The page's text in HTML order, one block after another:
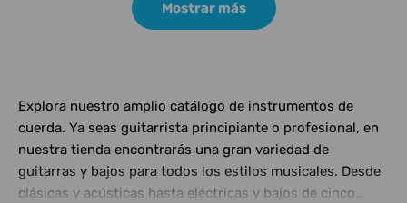
Mostrar más
Explora nuestro amplio catálogo de instrumentos de
cuerda. Ya seas guitarrista principiante o profesional, en
nuestra tienda encontrarás una gran variedad de
guitarras y bajos para todos los estilos musicales. Desde
clásicas y acústicas hasta eléctricas y bajos de cinco